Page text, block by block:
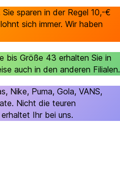
sparen in der Regel 10,-€
sich immer. Wir haben
bis Größe 43 erhalten Sie in
auch in den anderen Filialen.
Nike, Puma, Gola, VANS,
Nicht die teuren
Ihr bei uns.